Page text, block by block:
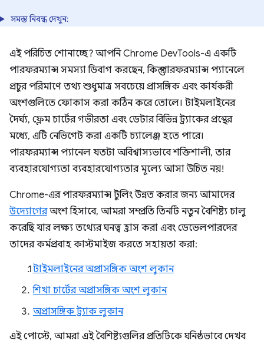
সমস্ত নিবন্ধ দেখুন:
এই পরিচিত শোনাচ্ছে? আপনি Chrome DevTools-এ একটি
পারফরম্যান্স সমস্যা ডিবাগ করছেন, কিন্তু পারফরম্যান্স প্যানেলে
প্রচুর পরিমাণে তথ্য শুধুমাত্র সবচেয়ে প্রাসঙ্গিক এবং কার্যকরী
অংশগুলিতে ফোকাস করা কঠিন করে তোলে। টাইমলাইনের
দৈর্ঘ্য, ফ্লেম চার্টের গভীরতা এবং ডেটার বিভিন্ন ট্র্যাকের প্রস্থের
মধ্যে, এটি নেভিগেট করা একটি চ্যালেঞ্জ হতে পারে।
পারফরম্যান্স প্যানেল যতটা অবিশ্বাস্যভাবে শক্তিশালী, তার
ব্যবহারযোগ্যতা ব্যবহারযোগ্যতার মূল্যে আসা উচিত নয়!
Chrome-এর পারফরম্যান্স টুলিং উন্নত করার জন্য আমাদের
উদ্যোগেরঅংশ হিসাবে, আমরা সম্প্রতি তিনটি নতুন বৈশিষ্ট্য চালু
করেছি যার লক্ষ্য তথ্যের ঘনত্ব হ্রাস করা এবং ডেভেলপারদের
তাদের কর্মপ্রবাহ কাস্টমাইজ করতে সহায়তা করা:
টাইমলাইনের অপ্রাসঙ্গিক অংশ লুকান
শিখা চার্টের অপ্রাসঙ্গিক অংশ লুকান
অপ্রাসঙ্গিক ট্র্যাক লুকান
এই পোস্টে, আমরা এই বৈশিষ্ট্যগুলির প্রতিটিকে ঘনিষ্ঠভাবে দেখব